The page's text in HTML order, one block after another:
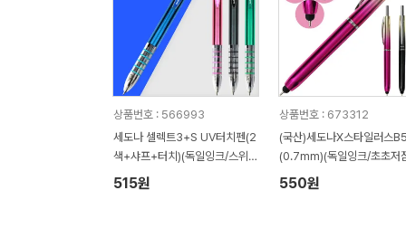
상품번호 : 566993
세도나 셀렉트3+S UV터치펜(2
색+샤프+터치)(독일잉크/스위스
팁)
515원
상품번호 : 673312
(국산)세도나X스타일러스
(0.7mm)(독일잉크/초초저
550원